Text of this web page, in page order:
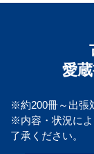
愛
※約200冊～出張
※内容・状況に
了承ください。